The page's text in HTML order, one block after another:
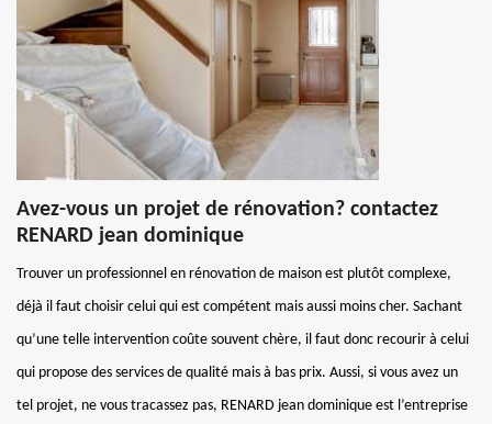
Avez-vous un projet de rénovation? contactez
RENARD jean dominique
Trouver un professionnel en rénovation de maison est plutôt complexe,
déjà il faut choisir celui qui est compétent mais aussi moins cher. Sachant
qu’une telle intervention coûte souvent chère, il faut donc recourir à celui
qui propose des services de qualité mais à bas prix. Aussi, si vous avez un
tel projet, ne vous tracassez pas, RENARD jean dominique est l’entreprise